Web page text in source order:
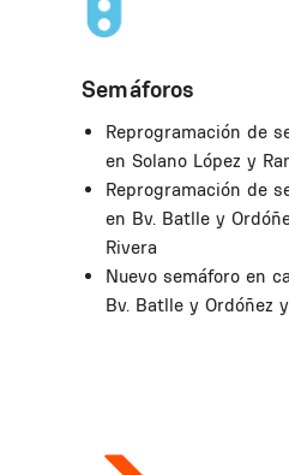
Semáforos
Reprogramación de
en Solano López y
Reprogramación de
en Bv. Batlle y
Rivera
Nuevo semáforo en
Bv. Batlle y Ordóñez